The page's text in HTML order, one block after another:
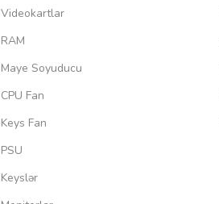
Videokartlar
RAM
Maye Soyuducu
CPU Fan
Keys Fan
PSU
Keyslər